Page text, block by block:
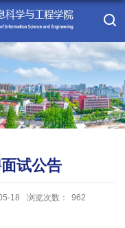
试公告
18 浏览次数： 962